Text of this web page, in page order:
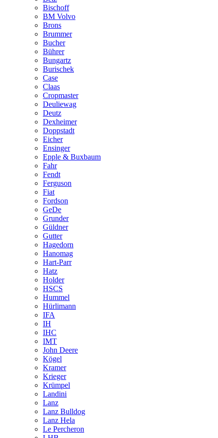
Bischoff
BM Volvo
Brons
Brummer
Bucher
Bührer
Bungartz
Burischek
Case
Claas
Cropmaster
Deuliewag
Deutz
Dexheimer
Doppstadt
Eicher
Ensinger
Epple & Buxbaum
Fahr
Fendt
Ferguson
Fiat
Fordson
GeDe
Grunder
Güldner
Gutter
Hagedorn
Hanomag
Hart-Parr
Hatz
Holder
HSCS
Hummel
Hürlimann
IFA
IH
IHC
IMT
John Deere
Kögel
Kramer
Krieger
Krümpel
Landini
Lanz
Lanz Bulldog
Lanz Hela
Le Percheron